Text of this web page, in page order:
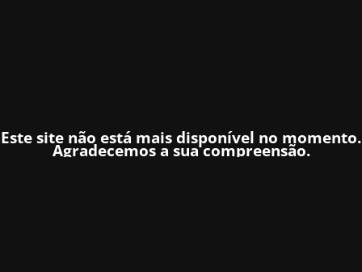
Este site não está mais disponível no momento.
Agradecemos a sua compreensão.